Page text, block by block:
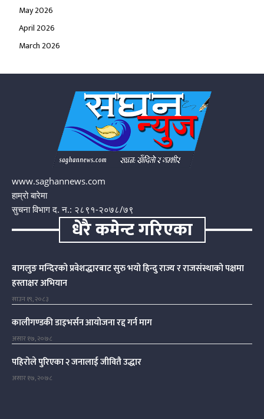
May 2026
April 2026
March 2026
www.saghannews.com
हाम्रो बारेमा
सुचना विभाग द. न.: २८९१-२०७८/७९
धेरै कमेन्ट गरिएका
बागलुङ मन्दिरको प्रवेशद्धारबाट सुरु भयो हिन्दु राज्य र राजसंस्थाको पक्षमा
हस्ताक्षर अभियान
साउन १९, २०८३
कालीगण्डकी डाइभर्सन आयोजना रद्द गर्न माग
असार १७, २०७८
पहिरोले पुरिएका २ जनालाई जीवितै उद्धार
असार १७, २०७८